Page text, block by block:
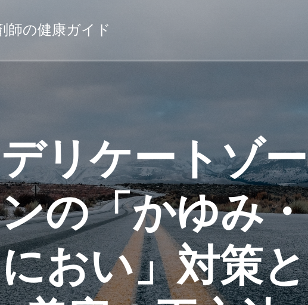
の健康ガイド
デリケートゾー
ンの「かゆみ・
におい」対策と